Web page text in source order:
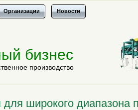
Организации Новости
бизнес
производство
широкого диапазона